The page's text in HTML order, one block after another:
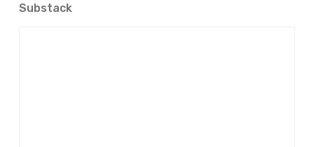
Substack